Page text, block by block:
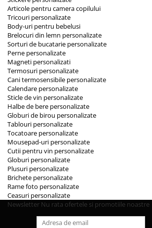
Articole pentru camera copilului
Tricouri personalizate
Body-uri pentru bebelusi
Brelocuri din lemn personalizate
Sorturi de bucatarie personalizate
Perne personalizate
Magneti personalizati
Termosuri personalizate
Cani termosensibile personalizate
Calendare personalizate
Sticle de vin personalizate
Halbe de bere personalizate
Globuri de birou personalizate
Tablouri personalizate
Tocatoare personalizate
Mousepad-uri personalizate
Cutii pentru vin personalizate
Globuri personalizate
Plusuri personalizate
Brichete personalizate
Rame foto personalizate
Ceasuri personalizate
Newsletter Nu rata ofertele si promotiile noastre